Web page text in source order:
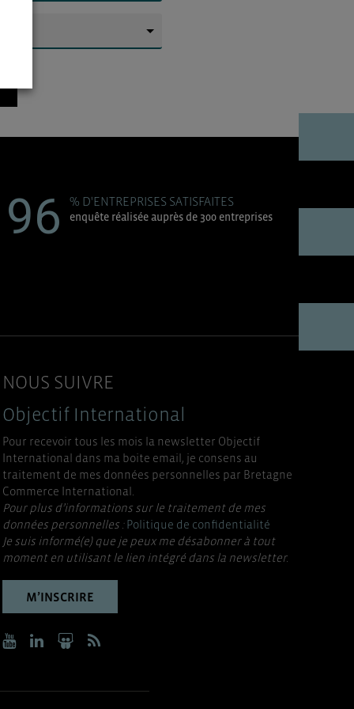
96 % D'ENTREPRISES SATISFAITES
enquête réalisée auprès de 300 entreprises
NOUS SUIVRE
Objectif International
Pour recevoir tous les mois la newsletter Objectif
International dans ma boite email, je consens au
traitement de mes données personnelles par Bretagne
Commerce International.
Pour plus d’informations sur le traitement de mes
données personnelles :Politique de confidentialité
Je suis informé(e) que je peux me désabonner à tout
moment en utilisant le lien intégré dans la newsletter.
M’INSCRIRE